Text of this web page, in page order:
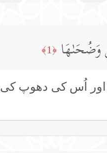
﴿1﴾
اُس کی دھوپ کی